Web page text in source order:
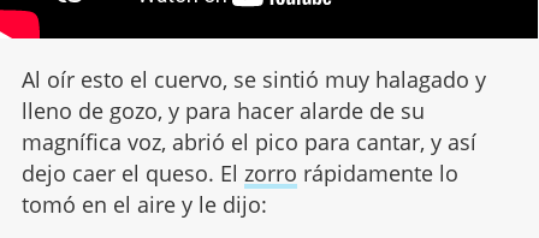
Al oír esto el cuervo, se sintió muy halagado y
lleno de gozo, y para hacer alarde de su
magnífica voz, abrió el pico para cantar, y así
dejo caer el queso. El zorro rápidamente lo
tomó en el aire y le dijo: